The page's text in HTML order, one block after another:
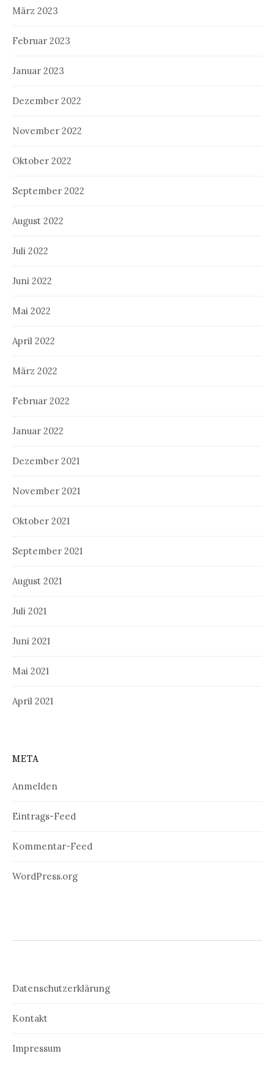
März 2023
Februar 2023
Januar 2023
Dezember 2022
November 2022
Oktober 2022
September 2022
August 2022
Juli 2022
Juni 2022
Mai 2022
April 2022
März 2022
Februar 2022
Januar 2022
Dezember 2021
November 2021
Oktober 2021
September 2021
August 2021
Juli 2021
Juni 2021
Mai 2021
April 2021
META
Anmelden
Eintrags-Feed
Kommentar-Feed
WordPress.org
Datenschutzerklärung
Kontakt
Impressum